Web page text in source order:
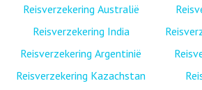
Reisverzekering Australië
Reisverzekering India
Reisverzekering Argentinië
Reisverzekering Kazachstan